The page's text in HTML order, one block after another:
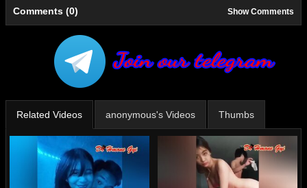
Comments (0) Show Comments
Related Videos anonymous's Videos Thumbs